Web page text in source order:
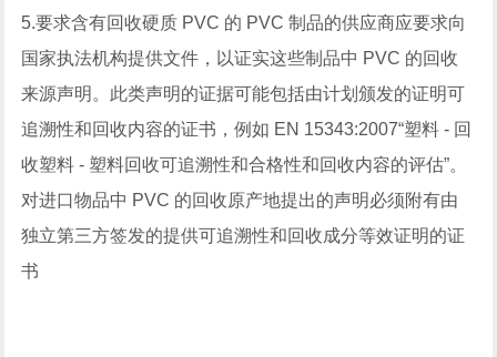
5.要求含有回收硬质 PVC 的 PVC 制品的供应商应要求向
国家执法机构提供文件，以证实这些制品中 PVC 的回收
来源声明。此类声明的证据可能包括由计划颁发的证明可
追溯性和回收内容的证书，例如 EN 15343:2007“塑料 - 回
收塑料 - 塑料回收可追溯性和合格性和回收内容的评估”。
对进口物品中 PVC 的回收原产地提出的声明必须附有由
独立第三方签发的提供可追溯性和回收成分等效证明的证
书